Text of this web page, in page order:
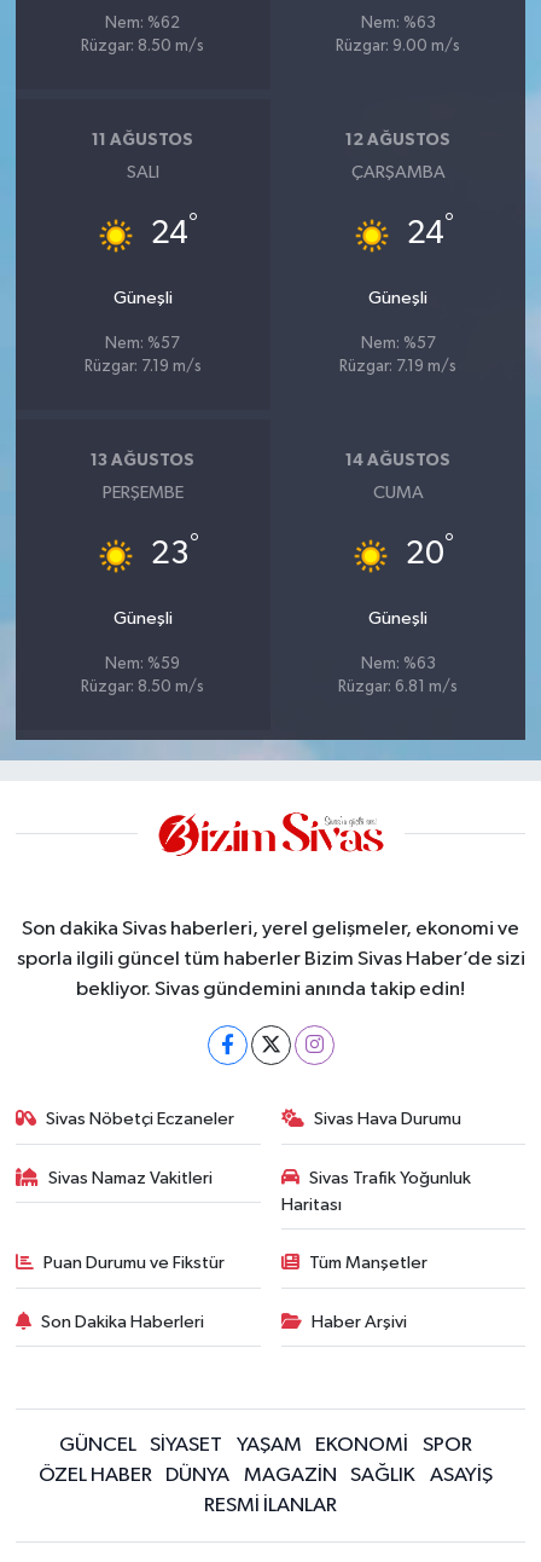
Nem: %62
Rüzgar: 8.50 m/s
Nem: %63
Rüzgar: 9.00 m/s
11 AĞUSTOS
SALI
24°
Güneşli
Nem: %57
Rüzgar: 7.19 m/s
12 AĞUSTOS
ÇARŞAMBA
24°
Güneşli
Nem: %57
Rüzgar: 7.19 m/s
13 AĞUSTOS
PERŞEMBE
23°
Güneşli
Nem: %59
Rüzgar: 8.50 m/s
14 AĞUSTOS
CUMA
20°
Güneşli
Nem: %63
Rüzgar: 6.81 m/s
Son dakika Sivas haberleri, yerel gelişmeler, ekonomi ve
sporla ilgili güncel tüm haberler Bizim Sivas Haber’de sizi
bekliyor. Sivas gündemini anında takip edin!
Sivas Nöbetçi Eczaneler Sivas Hava Durumu
Sivas Namaz Vakitleri
Sivas Trafik Yoğunluk
Haritası
Puan Durumu ve Fikstür Tüm Manşetler
Son Dakika Haberleri Haber Arşivi
GÜNCEL SİYASET YAŞAM EKONOMİ
SPOR
ÖZEL HABER
DÜNYA MAGAZİN SAĞLIK
ASAYİŞ
RESMİ İLANLAR